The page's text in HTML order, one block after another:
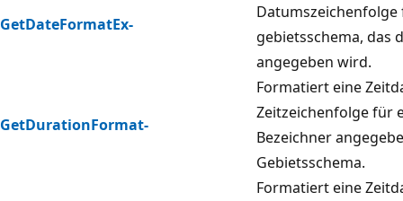
GetDateFormatEx-
Datumszeichenfolge
gebietsschema, das
angegeben wird.
GetDurationFormat-
Formatiert eine
Zeitzeichenfolge für
Bezeichner
Gebietsschema.
Formatiert eine